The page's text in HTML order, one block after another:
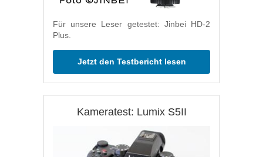
Für unsere Leser getestet: Jinbei HD-2
Plus.
Jetzt den Testbericht lesen
Kameratest: Lumix S5II